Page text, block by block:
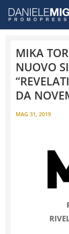
MIKA
NUOVO
DA
MAG 31, 2019